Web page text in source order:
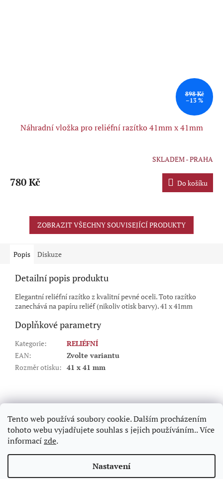
Tento web používá soubory cookie. Dalším procházením
tohoto webu vyjadřujete souhlas s jejich používáním.. Více
informacízde.
Nastavení
898 Kč
–13 %
Náhradní vložka pro reliéfní razítko 41mm x 41mm
produktu
je
hvězdiček.
SKLADEM - PRAHA
780 Kč Do košíku
ZOBRAZIT VŠECHNY SOUVISEJÍCÍ PRODUKTY
Popis Diskuze
Detailní popis produktu
Elegantní reliéfní razítko z kvalitní pevné oceli. Toto razítko
zanechává na papíru reliéf (nikoliv otisk barvy). 41 x 41mm
Doplňkové parametry
Kategorie:
RELIÉFNÍ
EAN:
Zvolte variantu
Rozměr otisku: 41 x 41 mm
á